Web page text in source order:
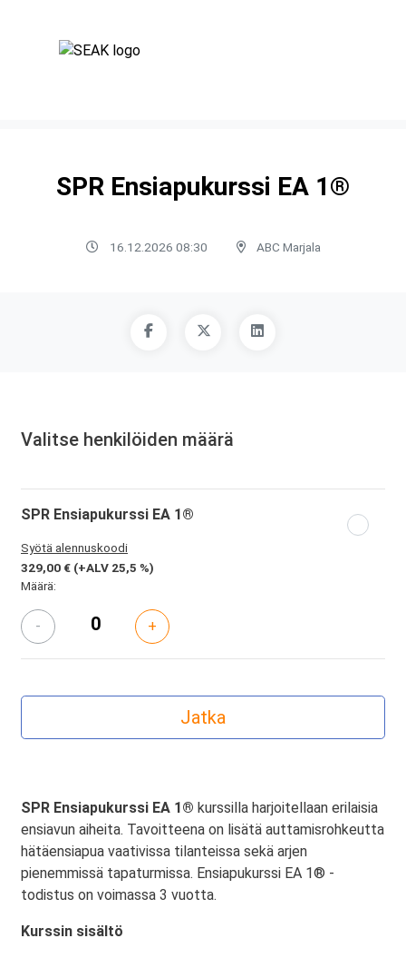
SPR Ensiapukurssi EA 1®
16.12.2026 08:30 ABC Marjala
Valitse henkilöiden määrä
SPR Ensiapukurssi EA 1®
Syötä alennuskoodi
329,00 € (+ALV 25,5 %)
Määrä:
- +
SPR Ensiapukurssi EA 1® kurssilla harjoitellaan erilaisia
ensiavun aiheita. Tavoitteena on lisätä auttamisrohkeutta
hätäensiapua vaativissa tilanteissa sekä arjen
pienemmissä tapaturmissa. Ensiapukurssi EA 1® -
todistus on voimassa 3 vuotta.
Kurssin sisältö